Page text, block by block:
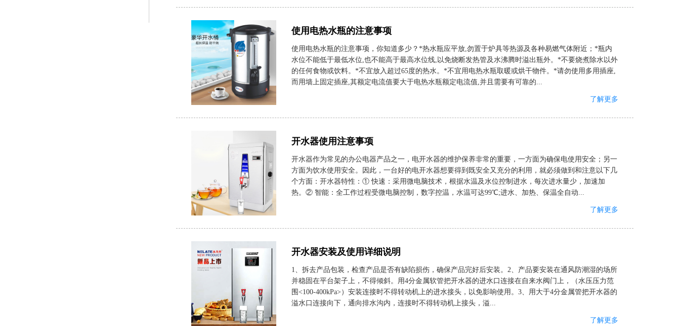
使用电热水瓶的注意事项
使用电热水瓶的注意事项，你知道多少？*热水瓶应平放,勿置于炉具等热源及各种易燃气体附近；*瓶内
水位不能低于最低水位,也不能高于最高水位线,以免烧断发热管及水沸腾时溢出瓶外。*不要烧煮除水以外
的任何食物或饮料。*不宜放入超过65度的热水。*不宜用电热水瓶取暖或烘干物件。*请勿使用多用插座,
而用墙上固定插座,其额定电流值要大于电热水瓶额定电流值,并且需要有可靠的...
了解更多
开水器使用注意事项
开水器作为常见的办公电器产品之一，电开水器的维护保养非常的重要，一方面为确保电使用安全；另一
方面为饮水使用安全。因此，一台好的电开水器想要得到既安全又充分的利用，就必须做到和注意以下几
个方面：开水器特性：① 快速：采用微电脑技术，根据水温及水位控制进水，每次进水量少，加速加
热。② 智能：全工作过程受微电脑控制，数字控温，水温可达99℃;进水、加热、保温全自动...
了解更多
开水器安装及使用详细说明
1、拆去产品包装，检查产品是否有缺陷损伤，确保产品完好后安装。2、产品要安装在通风防潮湿的场所
并稳固在平台架子上，不得倾斜。用4分金属软管把开水器的进水口连接在自来水阀门上，（水压压力范
围<100-400kPa>）安装连接时不得转动机上的进水接头，以免影响使用。3、用大于4分金属管把开水器的
溢水口连接向下，通向排水沟内，连接时不得转动机上接头，溢...
了解更多